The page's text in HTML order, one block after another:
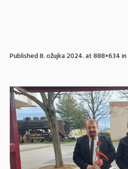
Published8. ožujka 2024.at 888×634 in